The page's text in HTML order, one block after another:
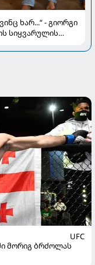
ხარ...“ - გიორგი
სიყვარულის
UFC
მორიგ ბრძოლას